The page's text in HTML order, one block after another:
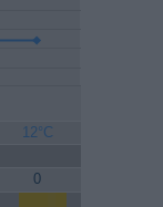
12°C
0